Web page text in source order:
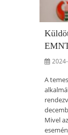
A
Mivel